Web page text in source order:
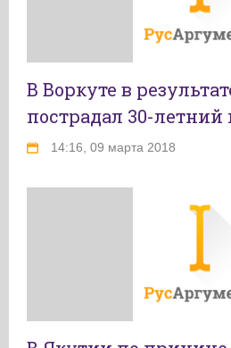
В Воркуте в
пострадал 30-
14:16, 09 марта 2018